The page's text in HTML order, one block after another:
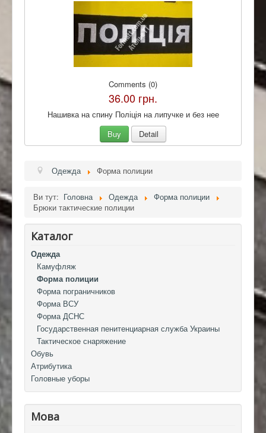
Comments (0)
36.00 грн.
Нашивка на спину Поліція на липучке и без нее
Buy
Detail
Одежда Форма полиции
Ви тут: Головна Одежда
Форма полиции
Брюки тактические полиции
Каталог
Одежда
Камуфляж
Форма полиции
Форма пограничников
Форма ВСУ
Форма ДСНС
Государственная пенитенциарная служба Украины
Тактическое снаряжение
Обувь
Атрибутика
Головные уборы
Мова